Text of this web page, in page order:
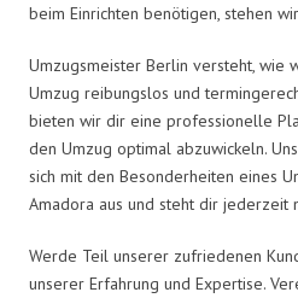
beim Einrichten benötigen, stehen
Umzugsmeister Berlin versteht, wie
Umzug reibungslos und
bieten wir dir eine professionelle
den Umzug optimal abzuwickeln.
sich mit den Besonderheiten eines
Amadora aus und steht dir jederzeit
Werde Teil unserer zufriedenen
unserer Erfahrung und Expertise.